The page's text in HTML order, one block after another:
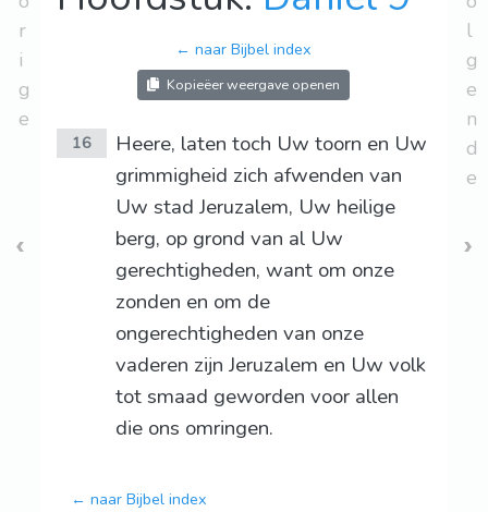
r
i
g
e
← naar Bijbel index
Kopieëer weergave openen
16
Heere, laten toch Uw toorn en Uw
grimmigheid zich afwenden van
Uw stad Jeruzalem, Uw heilige
berg, op grond van al Uw
gerechtigheden, want om onze
zonden en om de
ongerechtigheden van onze
vaderen zijn Jeruzalem en Uw volk
tot smaad geworden voor allen
die ons omringen.
← naar Bijbel index
l
g
e
n
d
e